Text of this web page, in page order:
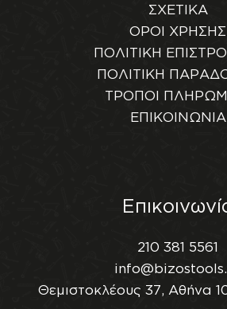
ΣΧΕΤΙΚΑ
ΟΡΟΙ ΧΡΗΣΗΣ
ΠΟΛΙΤΙΚΗ
ΠΟΛΙΤΙΚΗ
ΤΡΟΠΟΙ
ΕΠΙΚΟΙΝΩΝΙΑ
210 381 5561
Θεμιστοκλέους 37, Αθήνα